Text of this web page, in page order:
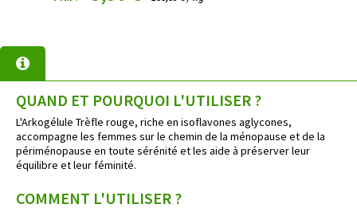
QUAND ET POURQUOI L'UTILISER ?
L'Arkogélule Trèfle rouge, riche en isoflavones aglycones,
accompagne les femmes sur le chemin de la ménopause et de la
périménopause en toute sérénité et les aide à préserver leur
équilibre et leur féminité.
COMMENT L'UTILISER ?